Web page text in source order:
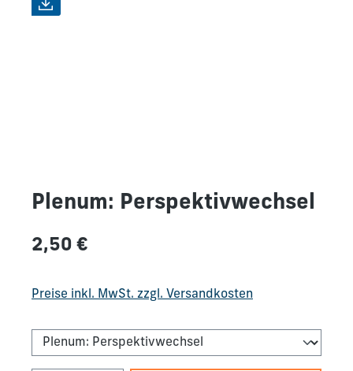
Plenum: Perspektivwechsel
Regulärer Preis:
2,50 €
Preise inkl. MwSt. zzgl. Versandkosten